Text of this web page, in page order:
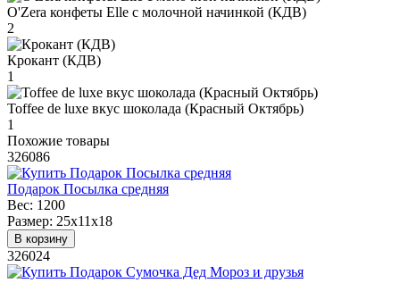
O'Zera конфеты Elle с молочной начинкой (КДВ)
2
Крокант (КДВ)
1
Toffee de luxe вкус шоколада (Красный Октябрь)
1
Похожие товары
326086
Подарок Посылка средняя
Вес: 1200
Размер: 25х11х18
В корзину
326024